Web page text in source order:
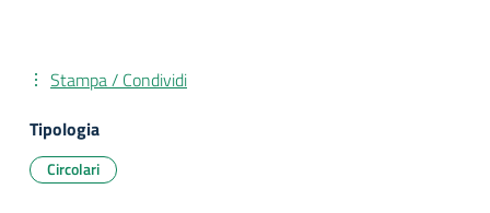
Stampa / Condividi
Tipologia
Circolari